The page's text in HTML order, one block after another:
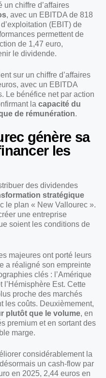
un chiffre d’affaires
, avec un EBITDA de 818
(EBIT) de
permettent de
de 1,47 euro,
le dividende.
sur un chiffre d’affaires
avec un EBITDA
Le bénéfice net par action
la capacité du
de rémunération.
génère sa
les
des dividendes
stratégique
le plan « New Vallourec ».
une entreprise
soient les conditions de
majeures ont porté leurs
a réaligné son empreinte
clés : l’Amérique
l’Hémisphère Est. Cette
proche des marchés
les coûts. Deuxièmement,
plutôt que le volume, en
premium et en sortant des
marge.
considérablement la
un cash-flow par
en 2025, 2,44 euros en